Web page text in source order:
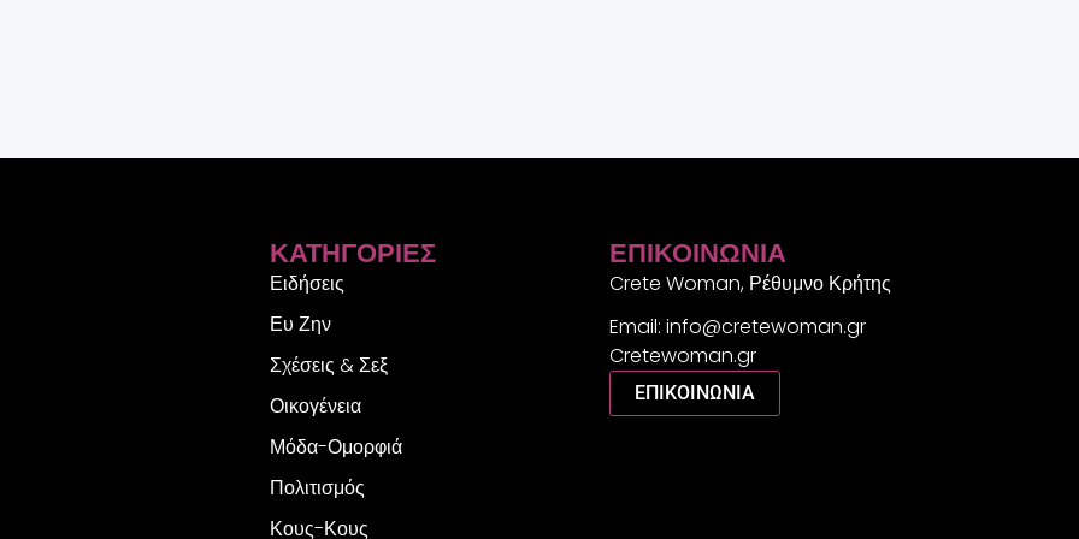
ΚΑΤΗΓΟΡΊΕΣ
Ειδήσεις
Ευ Ζην
Σχέσεις & Σεξ
Οικογένεια
Μόδα-Ομορφιά
Πολιτισμός
Κους-Κους
ΕΠΙΚΟΙΝΩΝΊΑ
Crete Woman, Ρέθυμνο Κρήτης
Email: info@cretewoman.gr
Cretewoman.gr
ΕΠΙΚΟΙΝΩΝΙΑ